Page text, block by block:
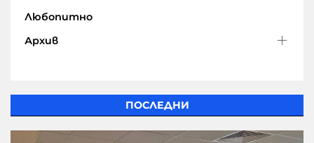
Любопитно
Архив
ПОСЛЕДНИ